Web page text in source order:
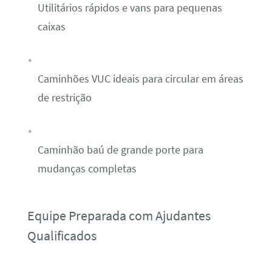
Utilitários rápidos e vans para pequenas
caixas
Caminhões VUC ideais para circular em áreas
de restrição
Caminhão baú de grande porte para
mudanças completas
Equipe Preparada com Ajudantes
Qualificados